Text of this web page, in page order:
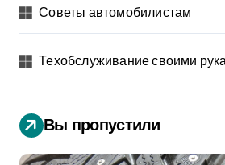
Советы автомобилистам
Техобслуживание своими
Вы пропустили